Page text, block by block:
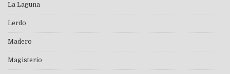
La Laguna
Lerdo
Madero
Magisterio